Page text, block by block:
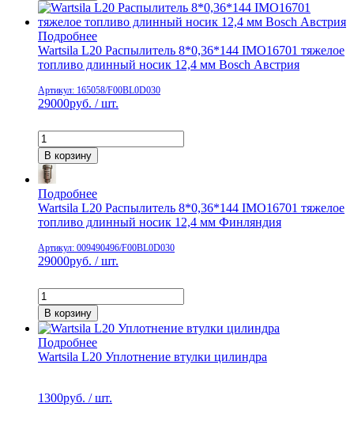
Подробнее
Wartsila L20 Распылитель 8*0,36*144 IMO16701 тяжелое
топливо длинный носик 12,4 мм Bosch Австрия
Артикул: 165058/F00BL0D030
29000руб. / шт.
В корзину
Подробнее
Wartsila L20 Распылитель 8*0,36*144 IMO16701 тяжелое
топливо длинный носик 12,4 мм Финляндия
Артикул: 009490496/F00BL0D030
29000руб. / шт.
В корзину
Подробнее
Wartsila L20 Уплотнение втулки цилиндра
1300руб. / шт.